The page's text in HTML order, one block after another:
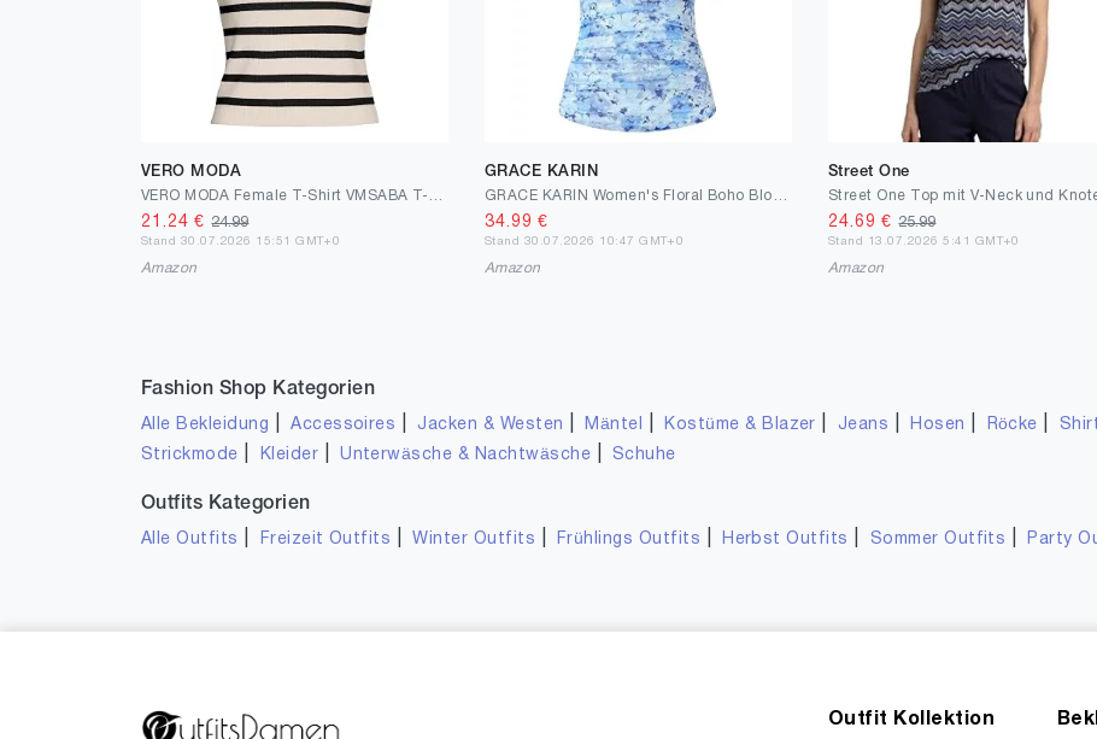
VERO MODA
21.24 €24.99
Stand 30.07.2026 15:51 GMT+0
Amazon
GRACE KARIN
34.99 €
Stand 30.07.2026 10:47 GMT+0
Amazon
Street One
24.69 €25.99
Stand 13.07.2026 5:41 GMT+0
Amazon
Fashion Shop Kategorien
Alle Bekleidung |Accessoires Jacken & Westen Mäntel Kostüme & Blazer Jeans Hosen Röcke
Strickmode
Kleider |Unterwäsche & Nachtwäsche Schuhe
Outfits Kategorien
Alle Outfits Freizeit Outfits |Winter Outfits Frühlings Outfits Herbst Outfits Sommer Outfits Party
Outfit Kollektion